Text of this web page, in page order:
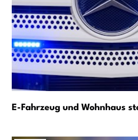
E-Fahrzeug und Wohnhaus